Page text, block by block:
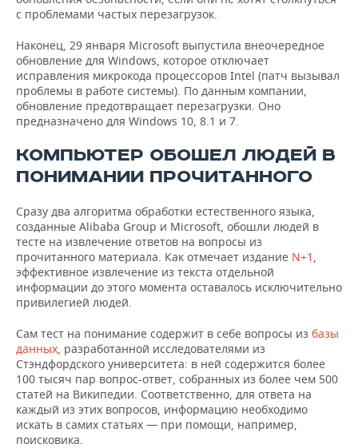
с проблемами частых перезагрузок.
Наконец, 29 января Microsoft выпустила внеочередное
обновление для Windows, которое отключает
исправления микрокода процессоров Intel (патч вызывал
проблемы в работе системы). По данным компании,
обновление предотвращает перезагрузки. Оно
предназначено для Windows 10, 8.1 и 7.
КОМПЬЮТЕР ОБОШЕЛ ЛЮДЕЙ В
ПОНИМАНИИ ПРОЧИТАННОГО
Сразу два алгоритма обработки естественного языка,
созданные Alibaba Group и Microsoft, обошли людей в
тесте на извлечение ответов на вопросы из
прочитанного материала. Как отмечает издание N+1 ,
эффективное извлечение из текста отдельной
информации до этого момента оставалось исключительно
привилегией людей.
Сам тест на понимание содержит в себе вопросы из базы
данных, разработанной исследователями из
Стэндфордского университета: в ней содержится более
100 тысяч пар вопрос-ответ, собранных из более чем 500
статей на Википедии. Соответственно, для ответа на
каждый из этих вопросов, информацию необходимо
искать в самих статьях — при помощи, например,
поисковика.